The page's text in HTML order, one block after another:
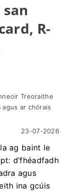
R-
Treoraithe
ar chórais
23-07-2026
ag baint le
d’fhéadfadh
agus
ina gcúis